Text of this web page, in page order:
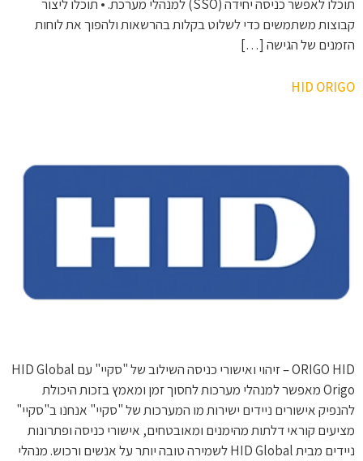
תוכלו לאפשר כניסה יחידה (SSO) למנהלי מערכת. • תוכלו ליצור
קבוצות משתמשים כדי לשלוט בקלות בהרשאות ולהפוך את לוחות
הזמנים של הגישה […]
HID ORIGO
ORIGO HID – זיהוי ואישורי כניסה השילוב של "סקיי" עם HID Global
Origo מאפשר למנהלי מערכות לחסוך זמן ומאמץ בזכות היכולת
להנפיק אישורים ניידים ישירות מו המערכות של "סקיי" אנחנו ב"סקיי"
מציעים קוראי דלתות מהימנים ומאובטחים, אישורי כניסה ופתרונות
ניידים מבית HID Global לשמירה טובה יותר על אנשים ורכוש. מנהלי